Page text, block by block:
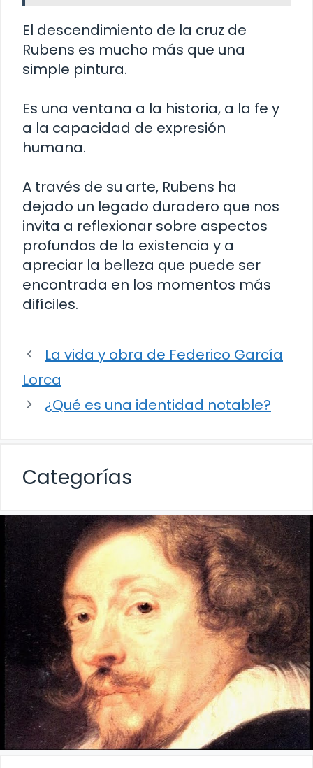
El descendimiento de la cruz de
Rubens es mucho más que una
simple pintura.
Es una ventana a la historia, a la fe y
a la capacidad de expresión
humana.
A través de su arte, Rubens ha
dejado un legado duradero que nos
invita a reflexionar sobre aspectos
profundos de la existencia y a
apreciar la belleza que puede ser
encontrada en los momentos más
difíciles.
La vida y obra de Federico García
Lorca
¿Qué es una identidad notable?
Categorías